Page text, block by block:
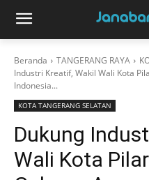
Beranda TANGERANG RAYA
Industri Kreatif, Wakil Wali Kota
Indonesia...
KOTA TANGERANG SELATAN
Dukung
Wali Kota